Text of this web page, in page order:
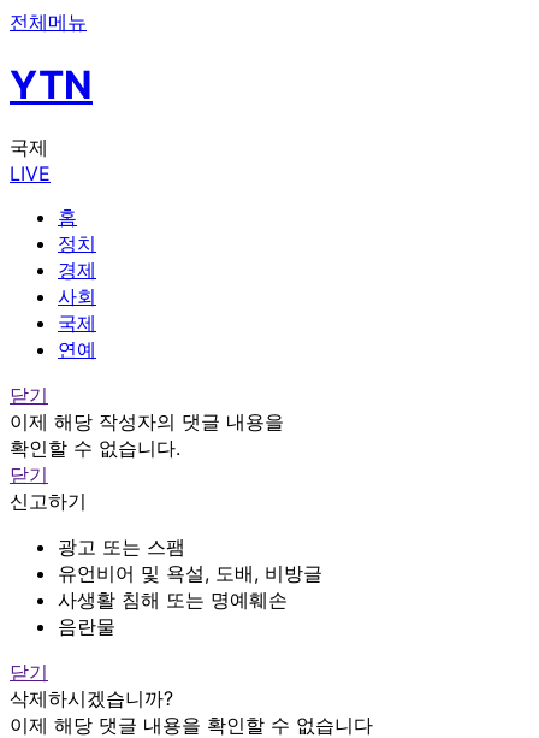
전체메뉴
YTN
국제
LIVE
홈
정치
경제
사회
국제
연예
닫기
이제 해당 작성자의 댓글 내용을
확인할 수 없습니다.
닫기
신고하기
광고 또는 스팸
유언비어 및 욕설, 도배, 비방글
사생활 침해 또는 명예훼손
음란물
닫기
삭제하시겠습니까?
이제 해당 댓글 내용을 확인할 수 없습니다